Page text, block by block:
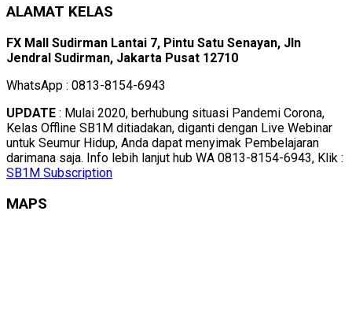
ALAMAT KELAS
FX Mall Sudirman Lantai 7, Pintu Satu Senayan, Jln
Jendral Sudirman, Jakarta Pusat 12710
WhatsApp : 0813-8154-6943
UPDATE : Mulai 2020, berhubung situasi Pandemi Corona,
Kelas Offline SB1M ditiadakan, diganti dengan Live Webinar
untuk Seumur Hidup, Anda dapat menyimak Pembelajaran
darimana saja. Info lebih lanjut hub WA 0813-8154-6943, Klik :
SB1M Subscription
MAPS